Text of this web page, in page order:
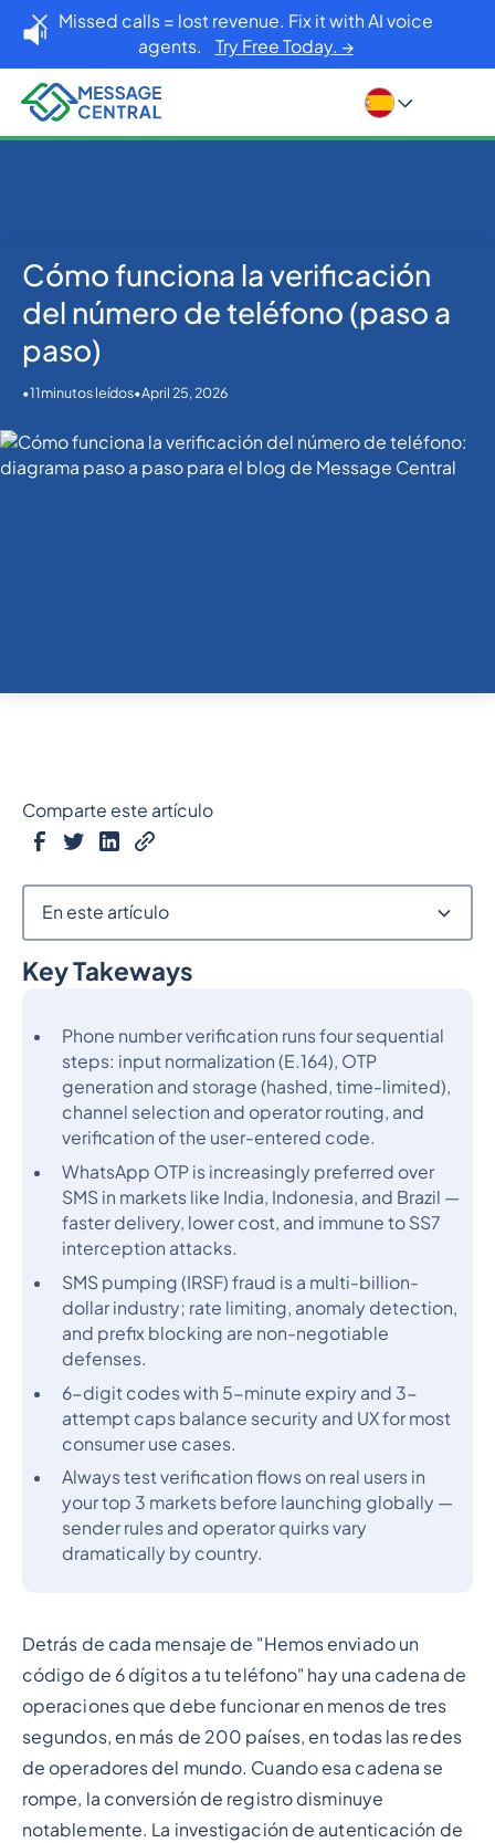
Missed calls = lost revenue. Fix it with AI voice
agents. Try Free Today. →
Inicio Blog
OTP SMS Verification
teléfono (paso a paso)
Cómo funciona la verificación
del número de teléfono (paso a
paso)
•11minutos leídos•April 25, 2026
Key Takeways
Phone number verification runs four sequential
steps: input normalization (E.164), OTP
generation and storage (hashed, time-limited),
channel selection and operator routing, and
verification of the user-entered code.
WhatsApp OTP is increasingly preferred over
SMS in markets like India, Indonesia, and Brazil —
faster delivery, lower cost, and immune to SS7
interception attacks.
SMS pumping (IRSF) fraud is a multi-billion-
dollar industry; rate limiting, anomaly detection,
and prefix blocking are non-negotiable
defenses.
6-digit codes with 5-minute expiry and 3-
attempt caps balance security and UX for most
consumer use cases.
Always test verification flows on real users in
your top 3 markets before launching globally —
sender rules and operator quirks vary
dramatically by country.
Detrás de cada mensaje de "Hemos enviado un
código de 6 dígitos a tu teléfono" hay una cadena de
operaciones que debe funcionar en menos de tres
segundos, en más de 200 países, en todas las redes
de operadores del mundo. Cuando esa cadena se
rompe, la conversión de registro disminuye
notablemente. La investigación de autenticación de
Comparte este artículo
En este artículo
Epígrafe 2